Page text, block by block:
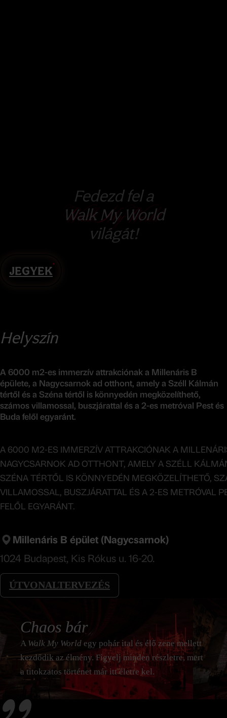
Fedezd fel a
Walk My World
világát!
JEGYEK
Helyszín
A 6000 m2-es immerzív attrakciónak a Millenáris B
épülete, a Nagycsarnok ad otthont, amely a Széll Kálmán
tértől és a Széna tértől is könnyedén megközelíthető,
számos villamossal, buszjárattal és a 2-es metróval Pest és
Buda felől egyaránt.
A 6000 M2-ES IMMERZÍV ATTRAKCIÓNAK A
NAGYCSARNOK AD OTTHONT, AMELY A SZÉLL
SZÉNA TÉRTŐL IS KÖNNYEDÉN MEGKÖZELÍTHETŐ,
VILLAMOSSAL, BUSZJÁRATTAL ÉS A 2-ES METRÓVAL
FELŐL EGYARÁNT.
Millenáris B épület (Nagycsarnok)
1024 Budapest, Kis Rókus u. 16-20.
ÚTVONALTERVEZÉS
Chaos bár
A Walk My World egy pohár ital és élő zene mellett
kezdődik az élmény. Figyelj minden részletre, mert
a titokzatos történet már itt életre kel.